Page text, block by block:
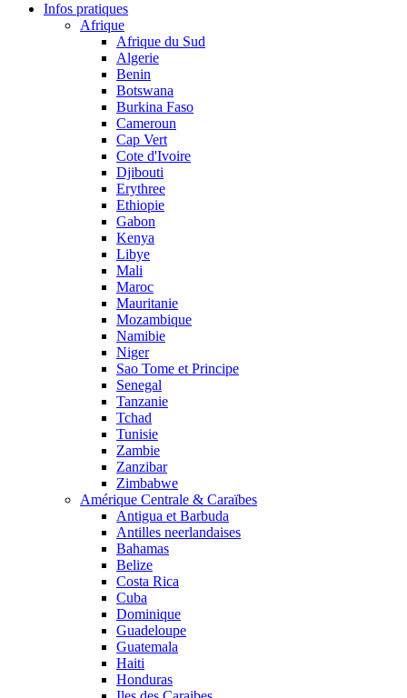
Infos pratiques
Afrique
Afrique du Sud
Algerie
Benin
Botswana
Burkina Faso
Cameroun
Cap Vert
Cote d'Ivoire
Djibouti
Erythree
Ethiopie
Gabon
Kenya
Libye
Mali
Maroc
Mauritanie
Mozambique
Namibie
Niger
Sao Tome et Principe
Senegal
Tanzanie
Tchad
Tunisie
Zambie
Zanzibar
Zimbabwe
Amérique Centrale & Caraïbes
Antigua et Barbuda
Antilles neerlandaises
Bahamas
Belize
Costa Rica
Cuba
Dominique
Guadeloupe
Guatemala
Haiti
Honduras